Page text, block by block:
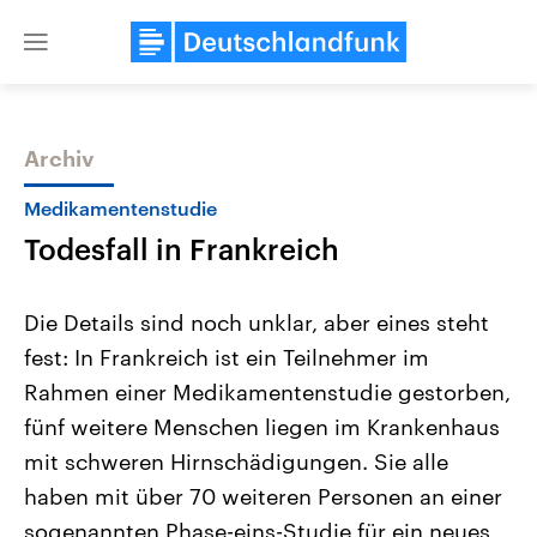
Close
Themen
Landtagswahl Sachsen-Anhalt
2026
Alle Informationen
Sachsen-Anhalt wählt am 6.
September 2026 einen neuen
Bundesland von einer Koalition aus
USA
Aktuelle Beiträge,
Hintergründe
Wirtschaftlich und
gehören die Vereinigten
mit großem Einfluss auf
Archiv
Medikamentenstudie
Todesfall in Frankreich
Die Details sind noch unklar, aber eines steht
fest: In Frankreich ist ein Teilnehmer im
Rahmen einer Medikamentenstudie gestorben,
fünf weitere Menschen liegen im Krankenhaus
mit schweren Hirnschädigungen. Sie alle
haben mit über 70 weiteren Personen an einer
sogenannten Phase-eins-Studie für ein neues